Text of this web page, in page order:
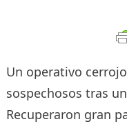
Un operativo
sospechosos tras
Recuperaron gran